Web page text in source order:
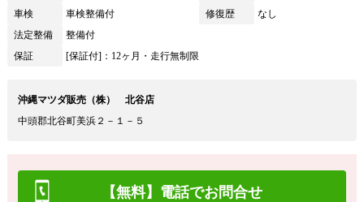
車検
車検整備付 修復歴
なし
法定整備
整備付
保証
[保証付]：12ヶ月・走行無制限
沖縄マツダ販売（株） 北谷店
中頭郡北谷町美浜２－１－５
【無料】電話でお問合せ